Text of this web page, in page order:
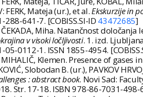
Mateja (ur.), et al.Ekskurzije in
288-641-7. [COBISS.SI-ID 43472685]
ČEKADA, Miha. Natančnost
v visoki ločljivosti. 1. izd.
05-0112-1. ISSN 1855-4954.
MIHALIČ, Klemen. Presence of
Slobodan B. (ur.), PAVKOV
: abstract book. Novi Sad:
Str. 17-18. ISBN 978-86-7031-498-